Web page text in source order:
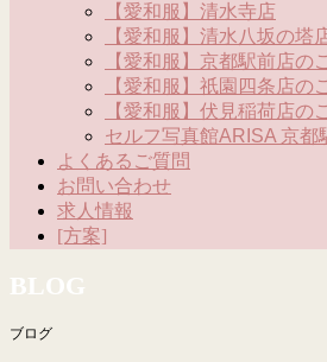
【愛和服】清水寺店
【愛和服】清水八坂の塔
【愛和服】京都駅前店の
【愛和服】祇園四条店の
【愛和服】伏見稲荷店の
セルフ写真館ARISA 京都
よくあるご質問
お問い合わせ
求人情報
[方案]
BLOG
ブログ